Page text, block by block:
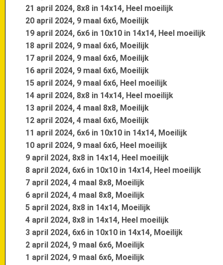
21 april 2024, 8x8 in 14x14, Heel moeilijk
20 april 2024, 9 maal 6x6, Moeilijk
19 april 2024, 6x6 in 10x10 in 14x14, Heel moeilijk
18 april 2024, 9 maal 6x6, Moeilijk
17 april 2024, 9 maal 6x6, Moeilijk
16 april 2024, 9 maal 6x6, Moeilijk
15 april 2024, 9 maal 6x6, Heel moeilijk
14 april 2024, 8x8 in 14x14, Heel moeilijk
13 april 2024, 4 maal 8x8, Moeilijk
12 april 2024, 4 maal 6x6, Moeilijk
11 april 2024, 6x6 in 10x10 in 14x14, Moeilijk
10 april 2024, 9 maal 6x6, Heel moeilijk
9 april 2024, 8x8 in 14x14, Heel moeilijk
8 april 2024, 6x6 in 10x10 in 14x14, Heel moeilijk
7 april 2024, 4 maal 8x8, Moeilijk
6 april 2024, 4 maal 8x8, Moeilijk
5 april 2024, 8x8 in 14x14, Moeilijk
4 april 2024, 8x8 in 14x14, Heel moeilijk
3 april 2024, 6x6 in 10x10 in 14x14, Moeilijk
2 april 2024, 9 maal 6x6, Moeilijk
1 april 2024, 9 maal 6x6, Moeilijk